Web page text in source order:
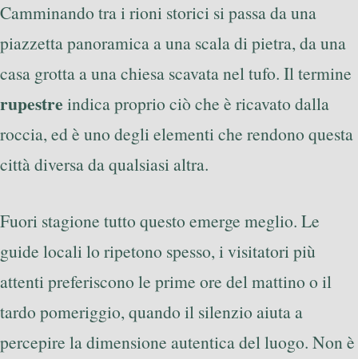
Camminando tra i rioni storici si passa da una
piazzetta panoramica a una scala di pietra, da una
casa grotta a una chiesa scavata nel tufo. Il termine
rupestre indica proprio ciò che è ricavato dalla
roccia, ed è uno degli elementi che rendono questa
città diversa da qualsiasi altra.
Fuori stagione tutto questo emerge meglio. Le
guide locali lo ripetono spesso, i visitatori più
attenti preferiscono le prime ore del mattino o il
tardo pomeriggio, quando il silenzio aiuta a
percepire la dimensione autentica del luogo. Non è